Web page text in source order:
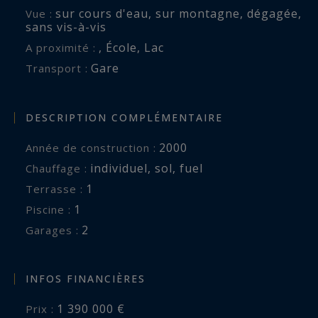
Vue : sur cours d'eau, sur montagne, dégagée,
sans vis-à-vis
A proximité : , École, Lac
Transport : Gare
DESCRIPTION COMPLÉMENTAIRE
Année de construction : 2000
Chauffage : individuel, sol, fuel
terrasse : 1
piscine : 1
garages : 2
INFOS FINANCIÈRES
Prix : 1 390 000 €